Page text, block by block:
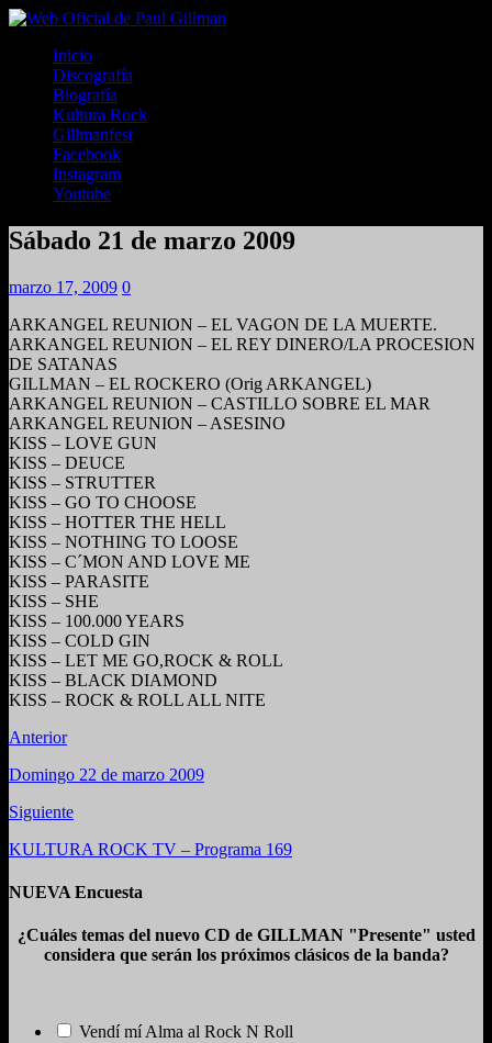
Inicio
Discografía
Biografía
Kultura Rock
Gillmanfest
Facebook
Instagram
Youtube
Sábado 21 de marzo 2009
marzo 17, 2009 0
ARKANGEL REUNION – EL VAGON DE LA MUERTE.
ARKANGEL REUNION – EL REY DINERO/LA PROCESION
DE SATANAS
GILLMAN – EL ROCKERO (Orig ARKANGEL)
ARKANGEL REUNION – CASTILLO SOBRE EL MAR
ARKANGEL REUNION – ASESINO
KISS – LOVE GUN
KISS – DEUCE
KISS – STRUTTER
KISS – GO TO CHOOSE
KISS – HOTTER THE HELL
KISS – NOTHING TO LOOSE
KISS – C´MON AND LOVE ME
KISS – PARASITE
KISS – SHE
KISS – 100.000 YEARS
KISS – COLD GIN
KISS – LET ME GO,ROCK & ROLL
KISS – BLACK DIAMOND
KISS – ROCK & ROLL ALL NITE
Anterior
Domingo 22 de marzo 2009
Siguiente
KULTURA ROCK TV – Programa 169
NUEVA Encuesta
¿Cuáles temas del nuevo CD de GILLMAN "Presente" usted
considera que serán los próximos clásicos de la banda?
Vendí mí Alma al Rock N Roll